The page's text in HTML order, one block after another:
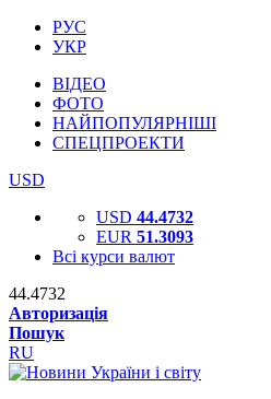
РУС
УКР
ВІДЕО
ФОТО
НАЙПОПУЛЯРНІШІ
СПЕЦПРОЕКТИ
USD
USD 44.4732
EUR 51.3093
Всі курси валют
44.4732
Авторизація
Пошук
RU